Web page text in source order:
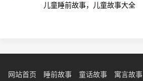
儿童睡前故事，儿童故事大全
网站首页 睡前故事 童话故事 寓言故事